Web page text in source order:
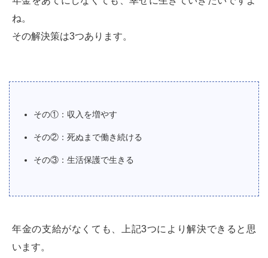
ね。
その解決策は3つあります。
その①：収入を増やす
その②：死ぬまで働き続ける
その③：生活保護で生きる
年金の支給がなくても、上記3つにより解決できると思
います。